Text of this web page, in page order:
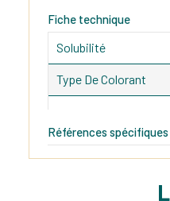
Fiche technique
Solubilité
Type De Colorant
Références spécifiques